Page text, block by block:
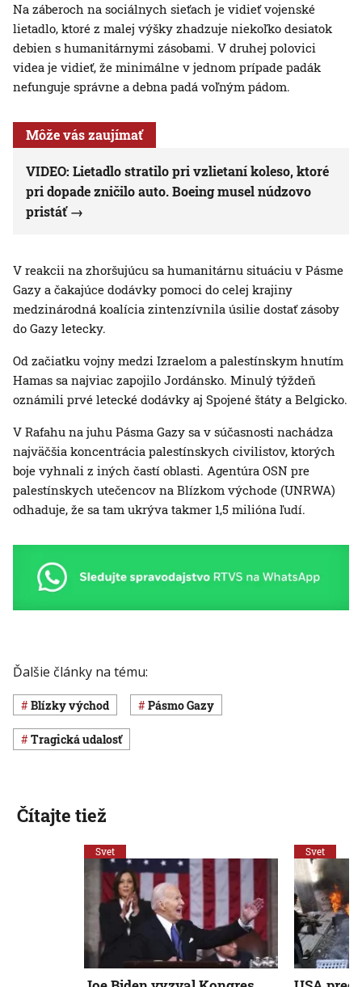
Na záberoch na sociálnych sieťach je vidieť vojenské
lietadlo, ktoré z malej výšky zhadzuje niekoľko desiatok
debien s humanitárnymi zásobami. V druhej polovici
videa je vidieť, že minimálne v jednom prípade padák
nefunguje správne a debna padá voľným pádom.
Môže vás zaujímať
VIDEO: Lietadlo stratilo pri vzlietaní koleso, ktoré
pri dopade zničilo auto. Boeing musel núdzovo
pristáť
V reakcii na zhoršujúcu sa humanitárnu situáciu v Pásme
Gazy a čakajúce dodávky pomoci do celej krajiny
medzinárodná koalícia zintenzívnila úsilie dostať zásoby
do Gazy letecky.
Od začiatku vojny medzi Izraelom a palestínskym hnutím
Hamas sa najviac zapojilo Jordánsko. Minulý týždeň
oznámili prvé letecké dodávky aj Spojené štáty a Belgicko.
V Rafahu na juhu Pásma Gazy sa v súčasnosti nachádza
najväčšia koncentrácia palestínskych civilistov, ktorých
boje vyhnali z iných častí oblasti. Agentúra OSN pre
palestínskych utečencov na Blízkom východe (UNRWA)
odhaduje, že sa tam ukrýva takmer 1,5 milióna ľudí.
Ďalšie články na tému:
Blízky východ pásmo Gazy
Tragická udalosť
Čítajte tiež
Svet Svet